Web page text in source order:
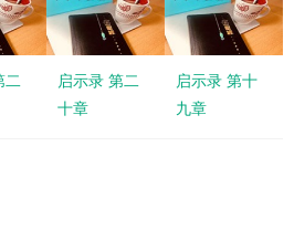
二
启示录 第二
十章
启示录 第十
九章